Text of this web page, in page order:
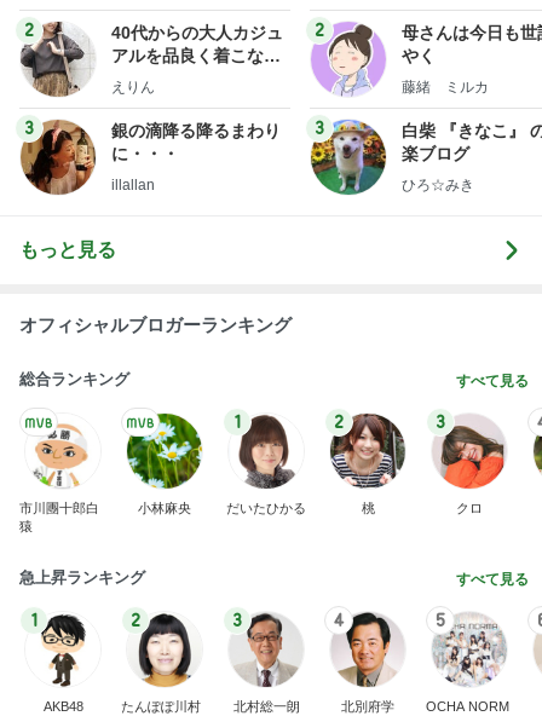
2
40代からの大人カジュ
アルを品良く着こなす
ファッションブログ
えりん
3
銀の滴降る降るまわり
に・・・
illallan
2
母さんは今日も世
やく
藤緒 ミルカ
3
白柴 『きなこ』
楽ブログ
ひろ☆みき
もっと見る
オフィシャルブロガーランキング
総合ランキング すべて見る
市川團十郎白
猿
小林麻央
1
だいたひかる
2
桃
3
クロ
急上昇ランキング すべて見る
1
AKB48
2
たんぽぽ川村
3
北村総一朗
4
北別府学
5
OCHA NORM